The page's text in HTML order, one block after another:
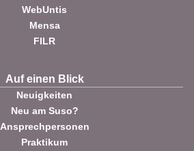
WebUntis
Mensa
FILR
Auf einen Blick
Neuigkeiten
Neu am Suso?
Ansprechpersonen
Praktikum